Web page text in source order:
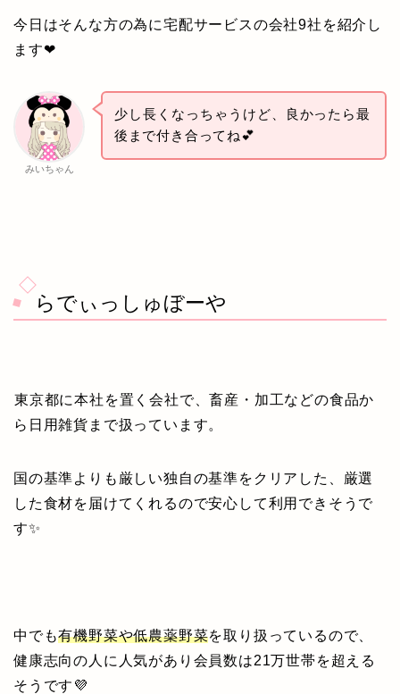
今日はそんな方の為に宅配サービスの会社9社を紹介し
ます❤
みいちゃん
少し長くなっちゃうけど、
良かったら最
後まで付き合ってね💕
らでぃっしゅぼーや
東京都に本社を置く会社で、畜産・加工などの食品か
ら日用雑貨まで扱っています。
国の基準よりも厳しい独自の基準をクリアした、厳選
した食材を届けてくれるので安心して利用できそうで
す✨
中でも有機野菜や低農薬野菜を取り扱っているので、
健康志向の人に人気があり会員数は21万世帯を超える
そうです💜